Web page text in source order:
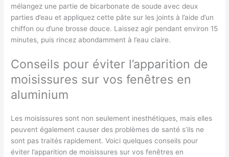
mélangez une partie de bicarbonate de soude avec deux
parties d’eau et appliquez cette pâte sur les joints à l’aide d’un
chiffon ou d’une brosse douce. Laissez agir pendant environ 15
minutes, puis rincez abondamment à l’eau claire.
Conseils pour éviter l’apparition de
moisissures sur vos fenêtres en
aluminium
Les moisissures sont non seulement inesthétiques, mais elles
peuvent également causer des problèmes de santé s’ils ne
sont pas traités rapidement. Voici quelques conseils pour
éviter l’apparition de moisissures sur vos fenêtres en